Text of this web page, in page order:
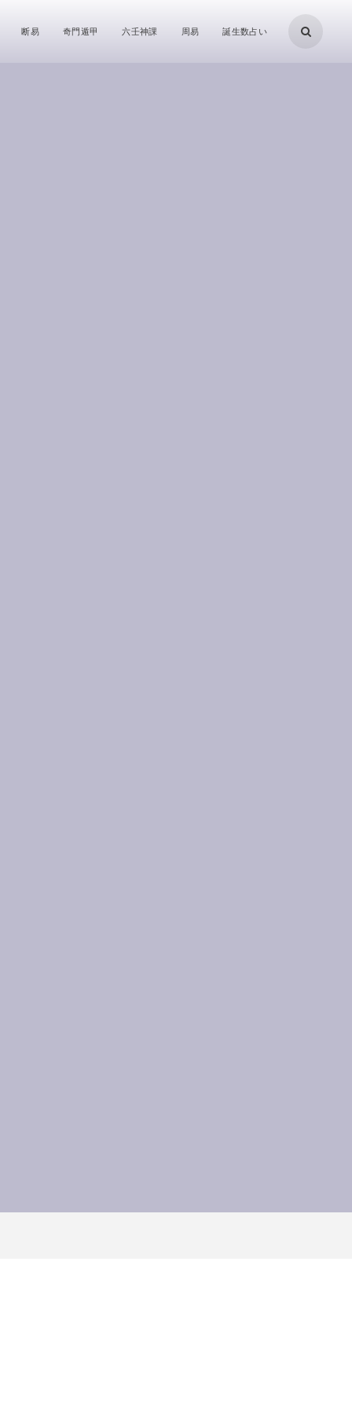
断易 奇門遁甲 六壬神課 周易 誕生数占い